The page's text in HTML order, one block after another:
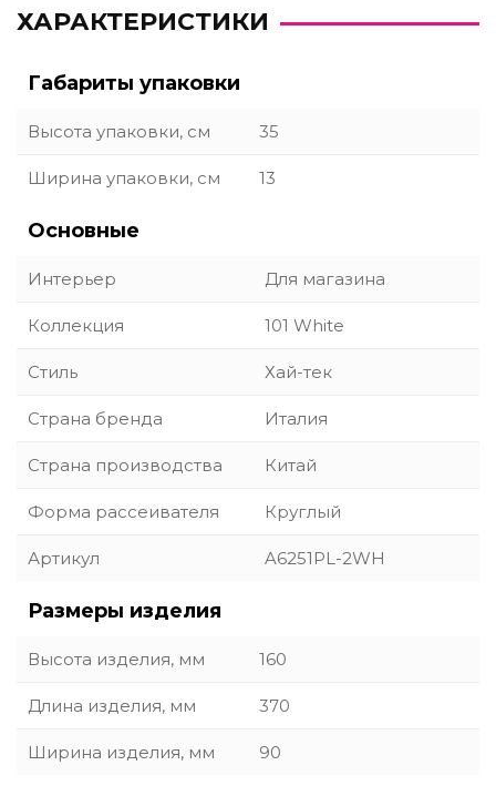
ХАРАКТЕРИСТИКИ
Габариты упаковки
Высота упаковки, см 35
Ширина упаковки, см 13
Основные
Интерьер Для магазина
Коллекция 101 White
Стиль Хай-тек
Страна бренда Италия
Страна производства Китай
Форма рассеивателя Круглый
Артикул A6251PL-2WH
Размеры изделия
Высота изделия, мм 160
Длина изделия, мм 370
Ширина изделия, мм 90